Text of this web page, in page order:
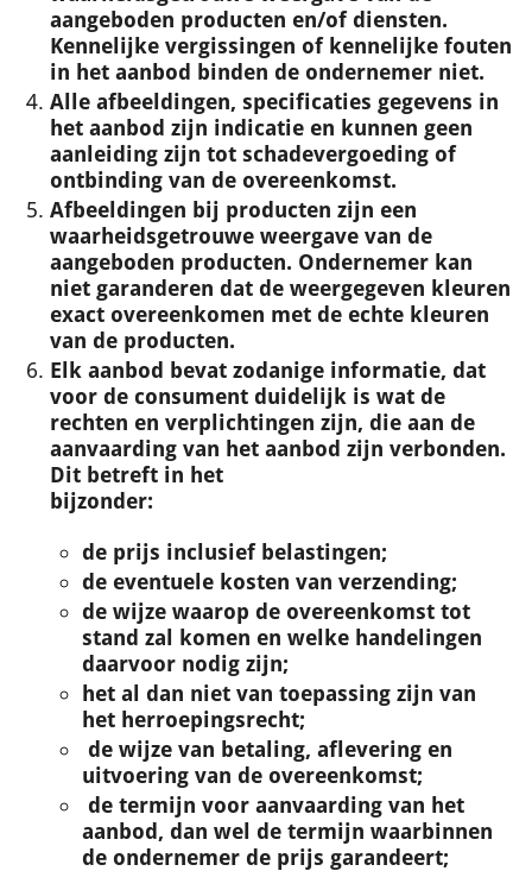
aangeboden producten en/of diensten.
Kennelijke vergissingen of kennelijke fouten
in het aanbod binden de ondernemer niet.
Alle afbeeldingen, specificaties gegevens in
het aanbod zijn indicatie en kunnen geen
aanleiding zijn tot schadevergoeding of
ontbinding van de overeenkomst.
Afbeeldingen bij producten zijn een
waarheidsgetrouwe weergave van de
aangeboden producten. Ondernemer kan
niet garanderen dat de weergegeven kleuren
exact overeenkomen met de echte kleuren
van de producten.
Elk aanbod bevat zodanige informatie, dat
voor de consument duidelijk is wat de
rechten en verplichtingen zijn, die aan de
aanvaarding van het aanbod zijn verbonden.
Dit betreft in het
bijzonder:
de prijs inclusief belastingen;
de eventuele kosten van verzending;
de wijze waarop de overeenkomst tot
stand zal komen en welke handelingen
daarvoor nodig zijn;
het al dan niet van toepassing zijn van
het herroepingsrecht;
de wijze van betaling, aflevering en
uitvoering van de overeenkomst;
de termijn voor aanvaarding van het
aanbod, dan wel de termijn waarbinnen
de ondernemer de prijs garandeert;